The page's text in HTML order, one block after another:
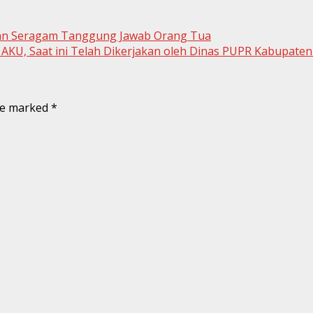
Seragam Tanggung Jawab Orang Tua
Saat ini Telah Dikerjakan oleh Dinas PUPR
marked *